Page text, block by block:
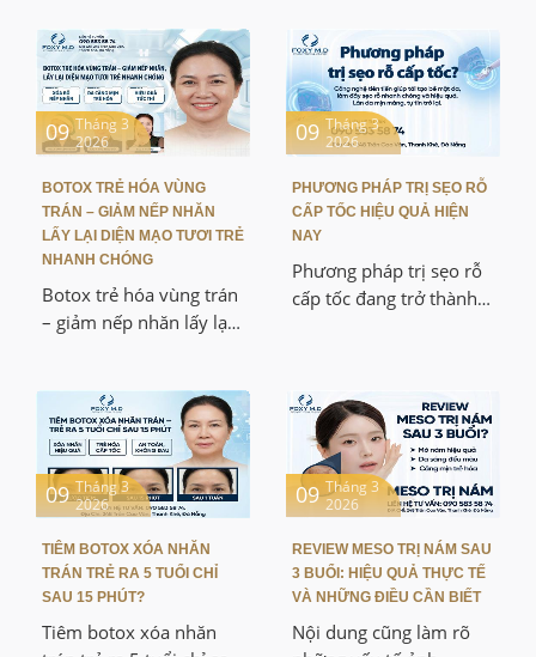
09 Tháng 3
2026
BOTOX TRẺ HÓA VÙNG
TRÁN – GIẢM NẾP NHĂN
LẤY LẠI DIỆN MẠO TƯƠI TRẺ
NHANH CHÓNG
Botox trẻ hóa vùng trán
– giảm nếp nhăn lấy lại
một trong những
phương pháp thẩm mỹ
nội khoa phổ biến hiện
nay. Phương pháp này
giúp làm giãn cơ vùng
trán, giảm sự hình
thành nếp nhăn và hỗ
trợ làn da trở nên mịn
màng hơn mà không
cần phẫu thuật.
09 Tháng 3
2026
PHƯƠNG PHÁP TRỊ SẸO RỖ
CẤP TỐC HIỆU QUẢ HIỆN
NAY
Phương pháp trị sẹo rỗ
cấp tốc đang trở thành
mặt da nhanh chóng và
an toàn. Bài viết này
giúp các bạn hiểu rõ
nguyên nhân hình thành
sẹo rỗ, cơ chế khoa học
của các phương pháp
điều trị hiện đại cũng
như hiệu quả thực tế khi
áp dụng.
09 Tháng 3
2026
TIÊM BOTOX XÓA NHĂN
TRÁN TRẺ RA 5 TUỔI CHỈ
SAU 15 PHÚT?
Tiêm botox xóa nhăn
09 Tháng 3
2026
REVIEW MESO TRỊ NÁM SAU
3 BUỔI: HIỆU QUẢ THỰC TẾ
VÀ NHỮNG ĐIỀU CẦN BIẾT
Nội dung cũng làm rõ